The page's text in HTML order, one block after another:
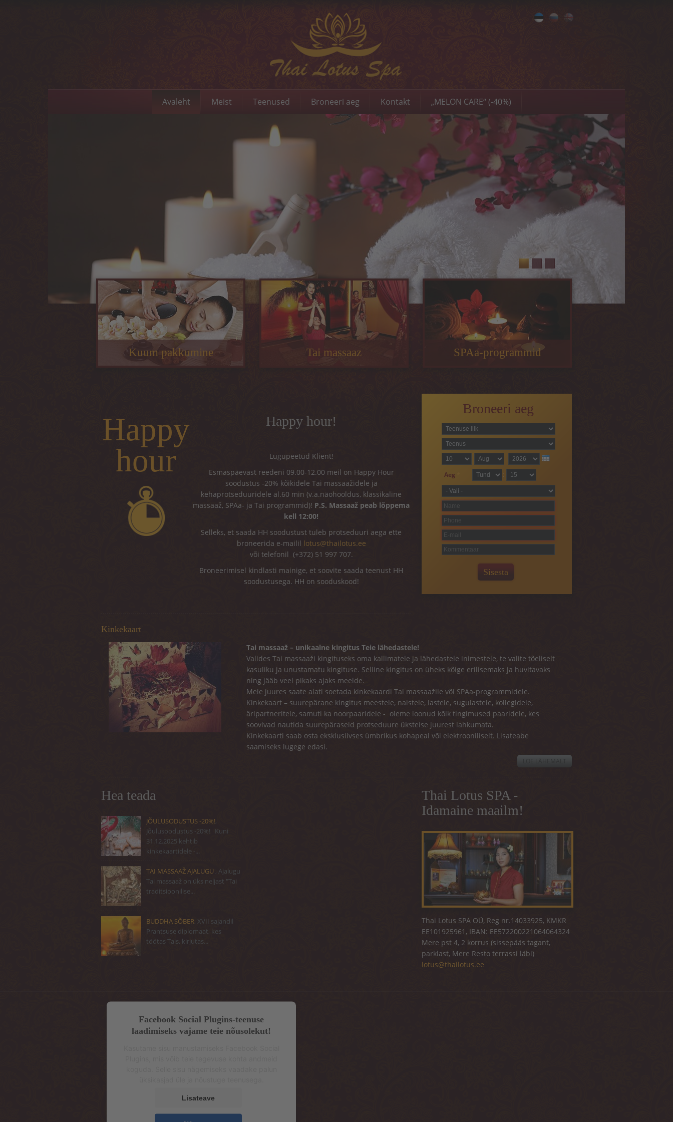
Avaleht Meist Teenused Broneeri aeg Kontakt „MELON CARE“ (-40%)
Kuum pakkumine Tai massaaz SPAa-programmid
Happy
hour
Happy hour!
Lugupeetud Klient!
Esmaspäevast reedeni 09.00-12.00 meil on Happy Hour
soodustus -20% kõikidele Tai massaažidele ja
kehaprotseduuridele al.60 min (v.a.näohooldus, klassikaline
massaaž, SPAa- ja Tai programmid)! P.S. Massaaž peab lõppema
kell 12:00!
Selleks, et saada HH soodustust tuleb protseduuri aega ette
broneerida e-mailil lotus@thailotus.ee
või telefonil (+372) 51 997 707.
Broneerimisel kindlasti mainige, et soovite saada teenust HH
soodustusega. HH on sooduskood!
Broneeri aeg
Teenuse liik
Teenus*
Kuupäev
Päev Kuu
Aasta
Aeg
Tund :
min
Teenus kestus
Nimi *
Telefon
E-mail
Kommentaar
Kinkekaart
Tai massaaž – unikaalne kingitus Teie lähedastele!
Valides Tai massaaži kingituseks oma kallimatele ja lähedastele inimestele, te valite tõeliselt
kasuliku ja unustamatu kingituse. Selline kingitus on üheks kõige erilisemaks ja huvitavaks
ning jääb veel pikaks ajaks meelde.
Meie juures saate alati soetada kinkekaardi Tai massaažile või SPAa-programmidele.
Kinkekaart – suurepärane kingitus meestele, naistele, lastele, sugulastele, kollegidele,
äripartneritele, samuti ka noorpaaridele - oleme loonud kõik tingimused paaridele, kes
soovivad nautida suurepäraseid protseduure üksteise juurest lahkumata.
Kinkekaarti saab osta eksklusiivses ümbrikus kohapeal või elektrooniliselt. Lisateabe
saamiseks lugege edasi.
Thai Lotus SPA -
Idamaine maailm!
Thai Lotus SPA OÜ, Reg nr.14033925, KMKR
EE101925961, IBAN: EE572200221064064324
Mere pst 4, 2 korrus (sissepääs tagant,
parklast, Mere Resto terrassi läbi)
lotus@thailotus.ee
Hea teada
JÕULUSODUSTUS -20%!,
Jõulusoodustus -20%! Kuni
31.12.2025 kehtib
kinkekaartidele -...
TAI MASSAAŽ AJALUGU , Ajalugu
Tai massaaž on üks neljast "Tai
traditsioonilise...
BUDDHA SÕBER, XVII sajandil
Prantsuse diplomaat, kes
töötas Tais, kirjutas...
Facebook Social Plugins-teenuse
laadimiseks vajame teie nõusolekut!
Lisateave